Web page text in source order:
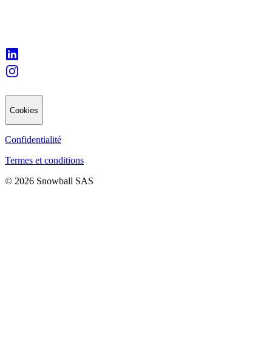
Cookies
Confidentialité
Termes et conditions
© 2026 Snowball SAS